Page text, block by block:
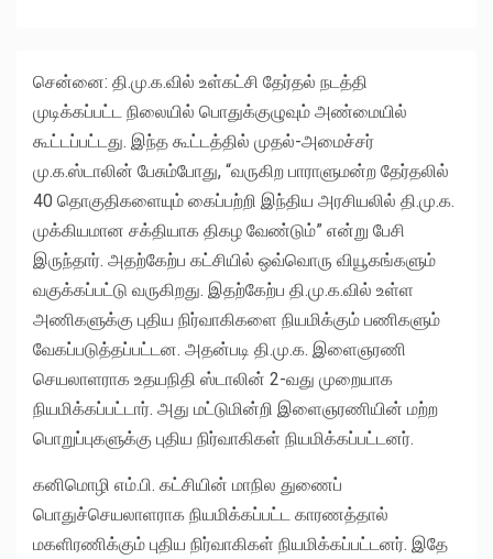
சென்னை: தி.மு.க.வில் உள்கட்சி தேர்தல் நடத்தி
முடிக்கப்பட்ட நிலையில் பொதுக்குழுவும் அண்மையில்
கூட்டப்பட்டது. இந்த கூட்டத்தில் முதல்-அமைச்சர்
மு.க.ஸ்டாலின் பேசும்போது, “வருகிற பாராளுமன்ற தேர்தலில்
40 தொகுதிகளையும் கைப்பற்றி இந்திய அரசியலில் தி.மு.க.
முக்கியமான சக்தியாக திகழ வேண்டும்” என்று பேசி
இருந்தார். அதற்கேற்ப கட்சியில் ஒவ்வொரு வியூகங்களும்
வகுக்கப்பட்டு வருகிறது. இதற்கேற்ப தி.மு.க.வில் உள்ள
அணிகளுக்கு புதிய நிர்வாகிகளை நியமிக்கும் பணிகளும்
வேகப்படுத்தப்பட்டன. அதன்படி தி.மு.க. இளைஞரணி
செயலாளராக உதயநிதி ஸ்டாலின் 2-வது முறையாக
நியமிக்கப்பட்டார். அது மட்டுமின்றி இளைஞரணியின் மற்ற
பொறுப்புகளுக்கு புதிய நிர்வாகிகள் நியமிக்கப்பட்டனர்.
கனிமொழி எம்.பி. கட்சியின் மாநில துணைப்
பொதுச்செயலாளராக நியமிக்கப்பட்ட காரணத்தால்
மகளிரணிக்கும் புதிய நிர்வாகிகள் நியமிக்கப்பட்டனர். இதே